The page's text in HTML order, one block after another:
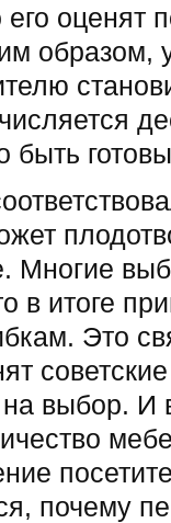
оценят
образом,
быть
Многие
в итоге
Это
выбор. И
почему